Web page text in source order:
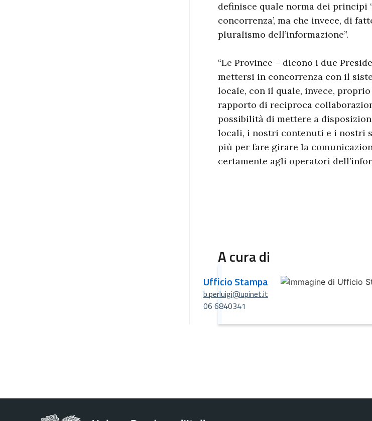
definisce quale norma dei principi
concorrenza’, ma che invece, di
pluralismo dell’informazione”.
“Le Province – dicono i due
mettersi in concorrenza con il
locale, con il quale, invece,
rapporto di reciproca
possibilità di mettere a
locali, i nostri contenuti e i nostri
più per fare girare la
certamente agli operatori
A cura di
Ufficio Stampa
b.perluigi@upinet.it
06 6840341